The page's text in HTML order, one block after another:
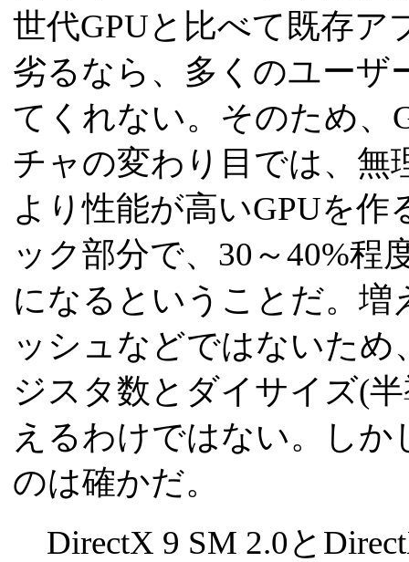
世代GPUと比べて既存ア
劣るなら、多くのユーザ
てくれない。そのため、
チャの変わり目では、無
より性能が高いGPUを
ック部分で、30～40%程
になるということだ。
ッシュなどではないため
ジスタ数とダイサイズ(
えるわけではない。し
のは確かだ。
DirectX 9 SM 2.0と